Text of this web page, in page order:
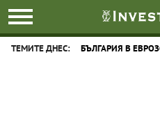
ТЕМИТЕ ДНЕС: БЪЛГАРИЯ В